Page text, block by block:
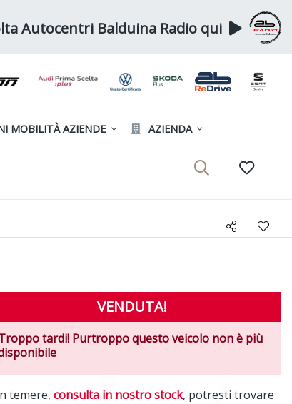
Autocentri Balduina Radio qui
MOBILITÀ AZIENDE AZIENDA
VENDUTA!
tardi! Purtroppo questo veicolo non è più
temere, consulta in nostro stock, potresti trovare